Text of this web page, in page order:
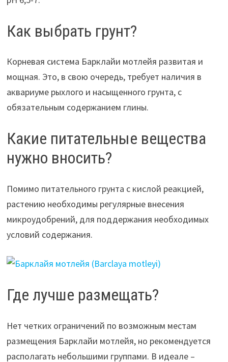
Как выбрать грунт?
Корневая система Барклайи мотлейя развитая и
мощная. Это, в свою очередь, требует наличия в
аквариуме рыхлого и насыщенного грунта, с
обязательным содержанием глины.
Какие питательные вещества
нужно вносить?
Помимо питательного грунта с кислой реакцией,
растению необходимы регулярные внесения
микроудобрений, для поддержания необходимых
условий содержания.
Где лучше размещать?
Нет четких ограничений по возможным местам
размещения Барклайи мотлейя, но рекомендуется
располагать небольшими группами. В идеале –